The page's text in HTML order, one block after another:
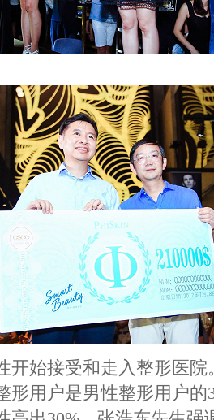
始接受和走入整形医院
形用户是男性整形用户